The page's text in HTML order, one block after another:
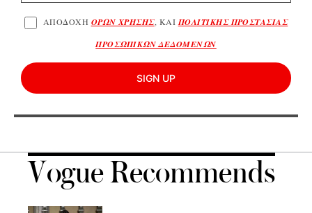
ΑΠΟΔΟΧΗ ΟΡΩΝ ΧΡΗΣΗΣ, ΚΑΙΠΟΛΙΤΙΚΗΣ ΠΡΟΣΤΑΣΙΑΣ
ΠΡΟΣΩΠΙΚΩΝ ΔΕΔΟΜΕΝΩΝ
SIGN UP
Vogue Recommends